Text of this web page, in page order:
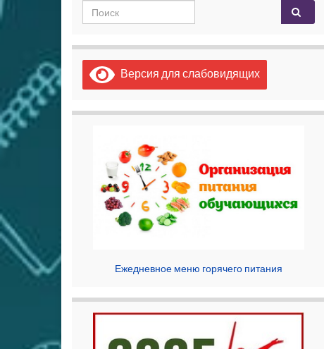
Search for:
Версия для слабовидящих
Ежедневное меню горячего питания